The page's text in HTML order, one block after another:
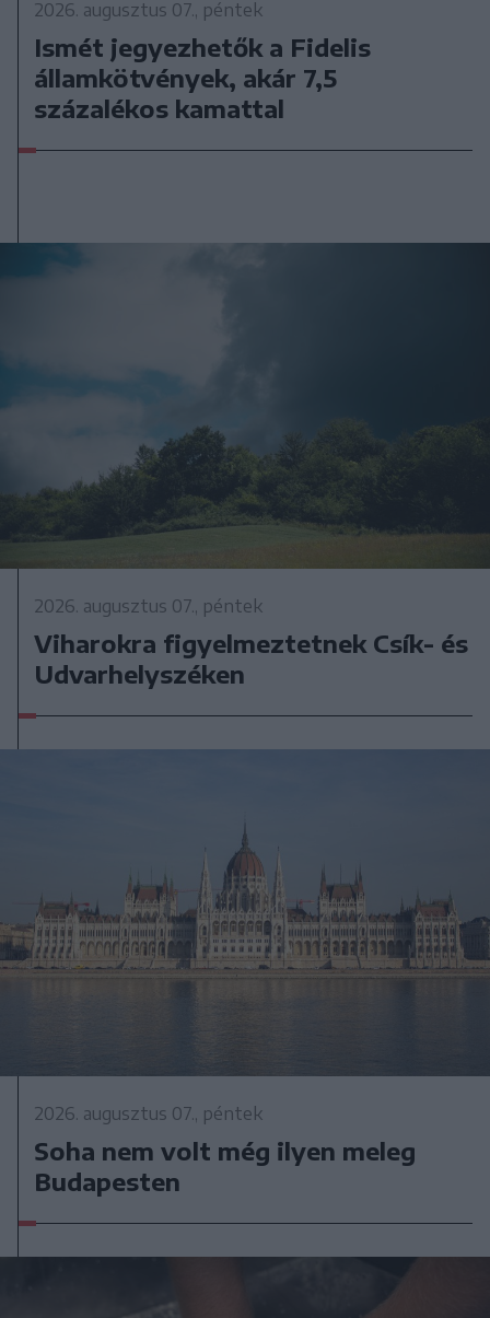
2026. augusztus 07., péntek
Ismét jegyezhetők a Fidelis
államkötvények, akár 7,5
százalékos kamattal
2026. augusztus 07., péntek
Viharokra figyelmeztetnek Csík- és
Udvarhelyszéken
2026. augusztus 07., péntek
Soha nem volt még ilyen meleg
Budapesten